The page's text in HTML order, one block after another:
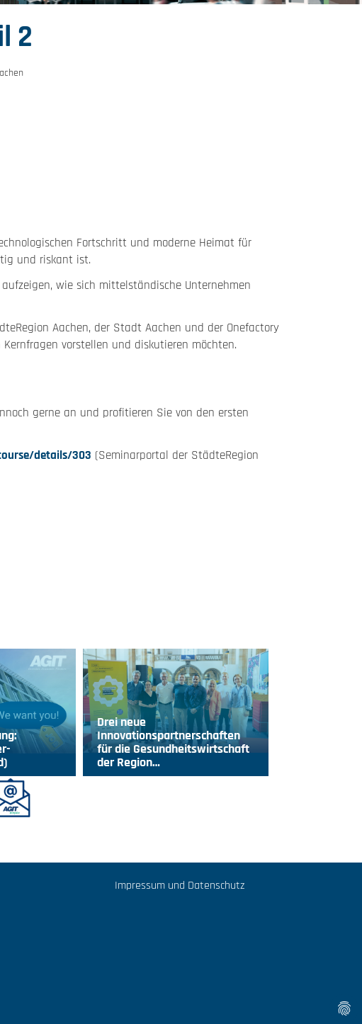
2
Fortschritt und moderne Heimat für
und riskant ist.
wie sich mittelständische Unternehmen
Aachen, der Stadt Aachen und der Onefactory
vorstellen und diskutieren möchten.
gerne an und profitieren Sie von den ersten
details/303 (Seminarportal der StädteRegion
Drei neue
Innovationspartnerschaften
für die Gesundheitswirtschaft
der Region…
Impressum und Datenschutz